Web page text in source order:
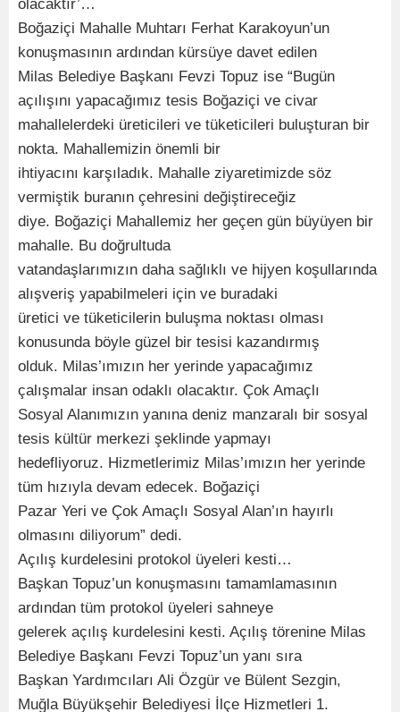
olacaktır’…
Boğaziçi Mahalle Muhtarı Ferhat Karakoyun’un
konuşmasının ardından kürsüye davet edilen
Milas Belediye Başkanı Fevzi Topuz ise “Bugün
açılışını yapacağımız tesis Boğaziçi ve civar
mahallelerdeki üreticileri ve tüketicileri buluşturan bir
nokta. Mahallemizin önemli bir
ihtiyacını karşıladık. Mahalle ziyaretimizde söz
vermiştik buranın çehresini değiştireceğiz
diye. Boğaziçi Mahallemiz her geçen gün büyüyen bir
mahalle. Bu doğrultuda
vatandaşlarımızın daha sağlıklı ve hijyen koşullarında
alışveriş yapabilmeleri için ve buradaki
üretici ve tüketicilerin buluşma noktası olması
konusunda böyle güzel bir tesisi kazandırmış
olduk. Milas’ımızın her yerinde yapacağımız
çalışmalar insan odaklı olacaktır. Çok Amaçlı
Sosyal Alanımızın yanına deniz manzaralı bir sosyal
tesis kültür merkezi şeklinde yapmayı
hedefliyoruz. Hizmetlerimiz Milas’ımızın her yerinde
tüm hızıyla devam edecek. Boğaziçi
Pazar Yeri ve Çok Amaçlı Sosyal Alan’ın hayırlı
olmasını diliyorum” dedi.
Açılış kurdelesini protokol üyeleri kesti…
Başkan Topuz’un konuşmasını tamamlamasının
ardından tüm protokol üyeleri sahneye
gelerek açılış kurdelesini kesti. Açılış törenine Milas
Belediye Başkanı Fevzi Topuz’un yanı sıra
Başkan Yardımcıları Ali Özgür ve Bülent Sezgin,
Muğla Büyükşehir Belediyesi İlçe Hizmetleri 1.